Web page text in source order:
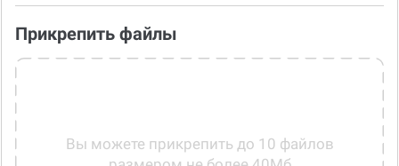
Прикрепить файлы
Вы можете прикрепить до 10 файлов